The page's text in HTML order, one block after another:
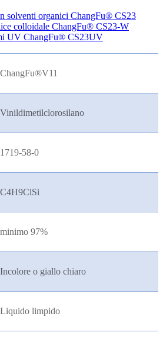
solventi organici ChangFu® CS23
colloidale ChangFu® CS23-W
UV ChangFu® CS23UV
ChangFu®V11
Vinildimetilclorosilano
1719-58-0
C4H9ClSi
minimo 97%
Incolore o giallo chiaro
Liquido limpido